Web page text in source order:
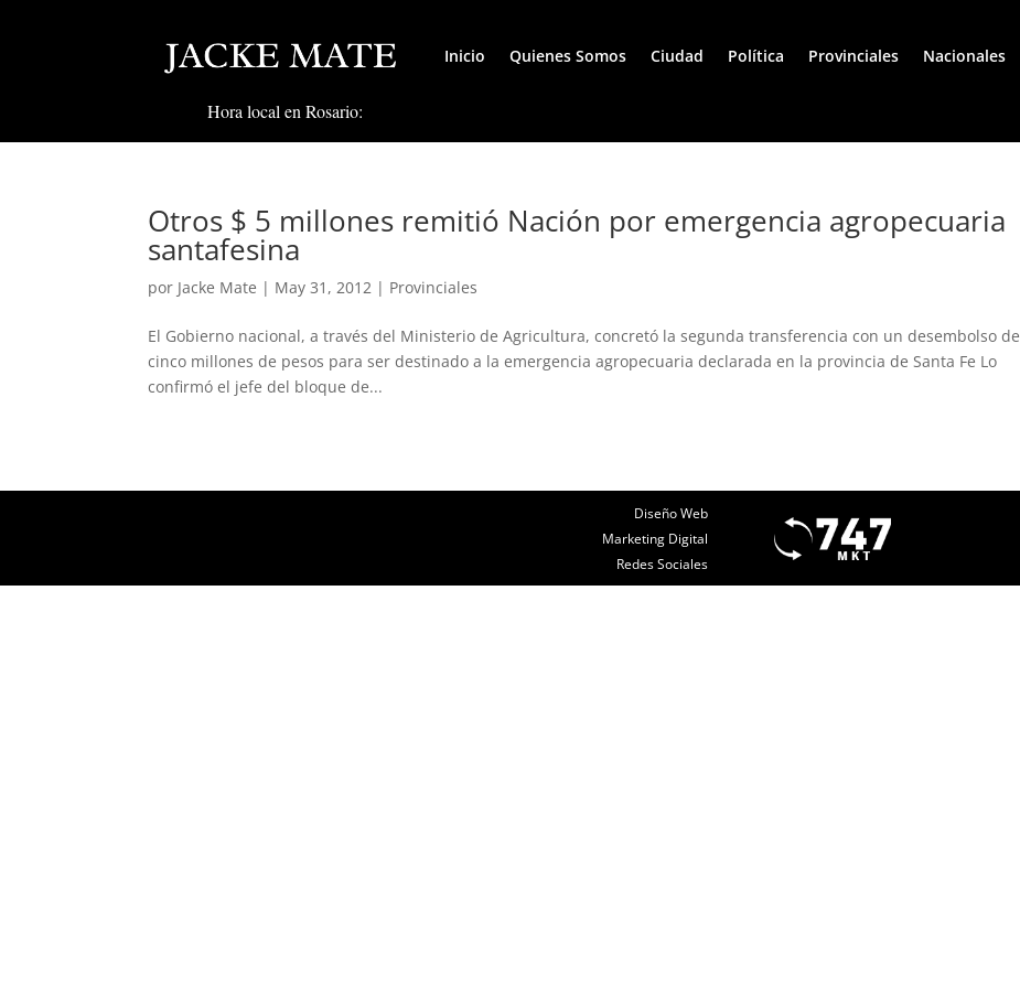
Inicio Quienes Somos Ciudad Política Provinciales Nacionales
Hora local en Rosario:
Otros $ 5 millones remitió Nación por emergencia agropecuaria
santafesina
por Jacke Mate | May 31, 2012 | Provinciales
El Gobierno nacional, a través del Ministerio de Agricultura, concretó la segunda transferencia con un desembolso de
cinco millones de pesos para ser destinado a la emergencia agropecuaria declarada en la provincia de Santa Fe Lo
confirmó el jefe del bloque de...
Diseño Web
Marketing Digital
Redes Sociales